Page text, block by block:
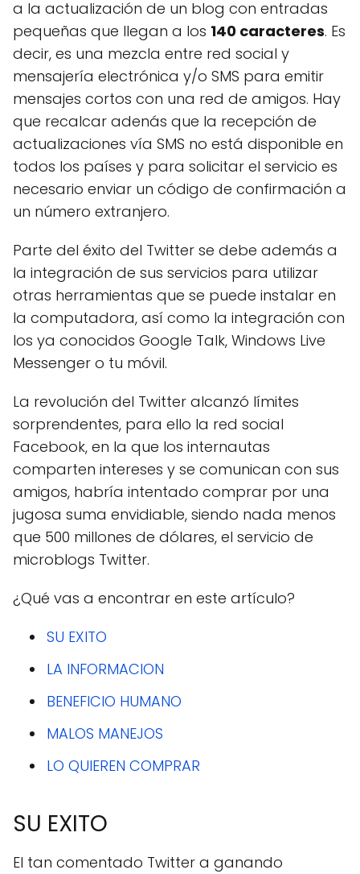
a la actualización de un blog con entradas
pequeñas que llegan a los 140 caracteres. Es
decir, es una mezcla entre red social y
mensajería electrónica y/o SMS para emitir
mensajes cortos con una red de amigos. Hay
que recalcar adenás que la recepción de
actualizaciones vía SMS no está disponible en
todos los países y para solicitar el servicio es
necesario enviar un código de confirmación a
un número extranjero.
Parte del éxito del Twitter se debe además a
la integración de sus servicios para utilizar
otras herramientas que se puede instalar en
la computadora, así como la integración con
los ya conocidos Google Talk, Windows Live
Messenger o tu móvil.
La revolución del Twitter alcanzó límites
sorprendentes, para ello la red social
Facebook, en la que los internautas
comparten intereses y se comunican con sus
amigos, habría intentado comprar por una
jugosa suma envidiable, siendo nada menos
que 500 millones de dólares, el servicio de
microblogs Twitter.
¿Qué vas a encontrar en este artículo?
SU EXITO
LA INFORMACION
BENEFICIO HUMANO
MALOS MANEJOS
LO QUIEREN COMPRAR
SU EXITO
El tan comentado Twitter a ganando